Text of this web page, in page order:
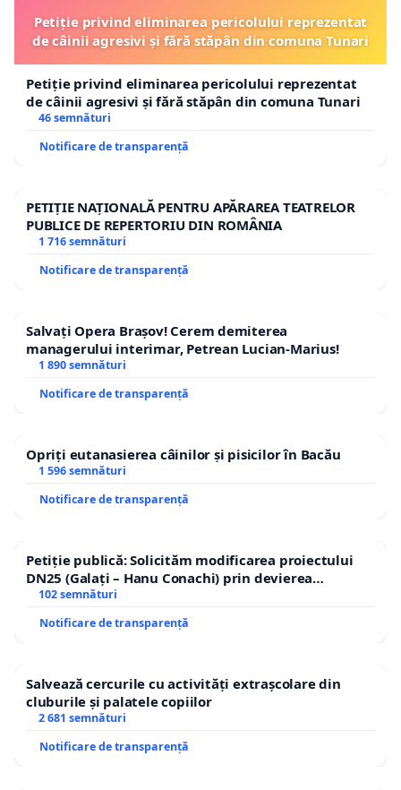
Petiție privind eliminarea pericolului reprezentat
de câinii agresivi și fără stăpân din comuna Tunari
Petiție privind eliminarea pericolului reprezentat
de câinii agresivi și fără stăpân din comuna Tunari
46 semnături
Notificare de transparență
PETIȚIE NAȚIONALĂ PENTRU APĂRAREA TEATRELOR
PUBLICE DE REPERTORIU DIN ROMÂNIA
1 716 semnături
Notificare de transparență
Salvați Opera Brașov! Cerem demiterea
managerului interimar, Petrean Lucian-Marius!
1 890 semnături
Notificare de transparență
Opriți eutanasierea câinilor și pisicilor în Bacău
1 596 semnături
Notificare de transparență
Petiție publică: Solicităm modificarea proiectului
DN25 (Galați – Hanu Conachi) prin devierea
traseului în afara localităților!
102 semnături
Notificare de transparență
Salvează cercurile cu activități extrașcolare din
cluburile și palatele copiilor
2 681 semnături
Notificare de transparență